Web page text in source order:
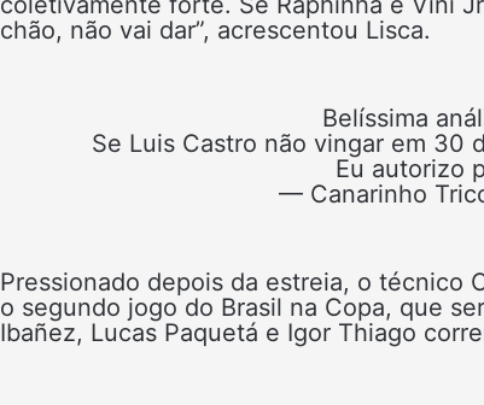
chão, não vai dar”, acrescentou Lisca.
Belíssima
Se Luis Castro não vingar em 30
Eu autorizo
— Canarinho
Pressionado depois da estreia, o técnico
o segundo jogo do Brasil na Copa, que
Ibañez, Lucas Paquetá e Igor Thiago